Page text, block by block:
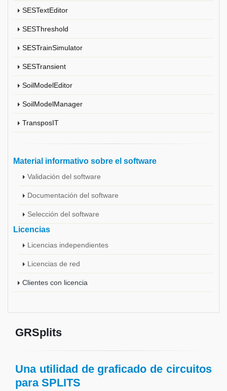
SESTextEditor
SESThreshold
SESTrainSimulator
SESTransient
SoilModelEditor
SoilModelManager
TransposIT
Material informativo sobre el software
Validación del software
Documentación del software
Selección del software
Licencias
Licencias independientes
Licencias de red
Clientes con licencia
GRSplits
Una utilidad de graficado de circuitos
para SPLITS